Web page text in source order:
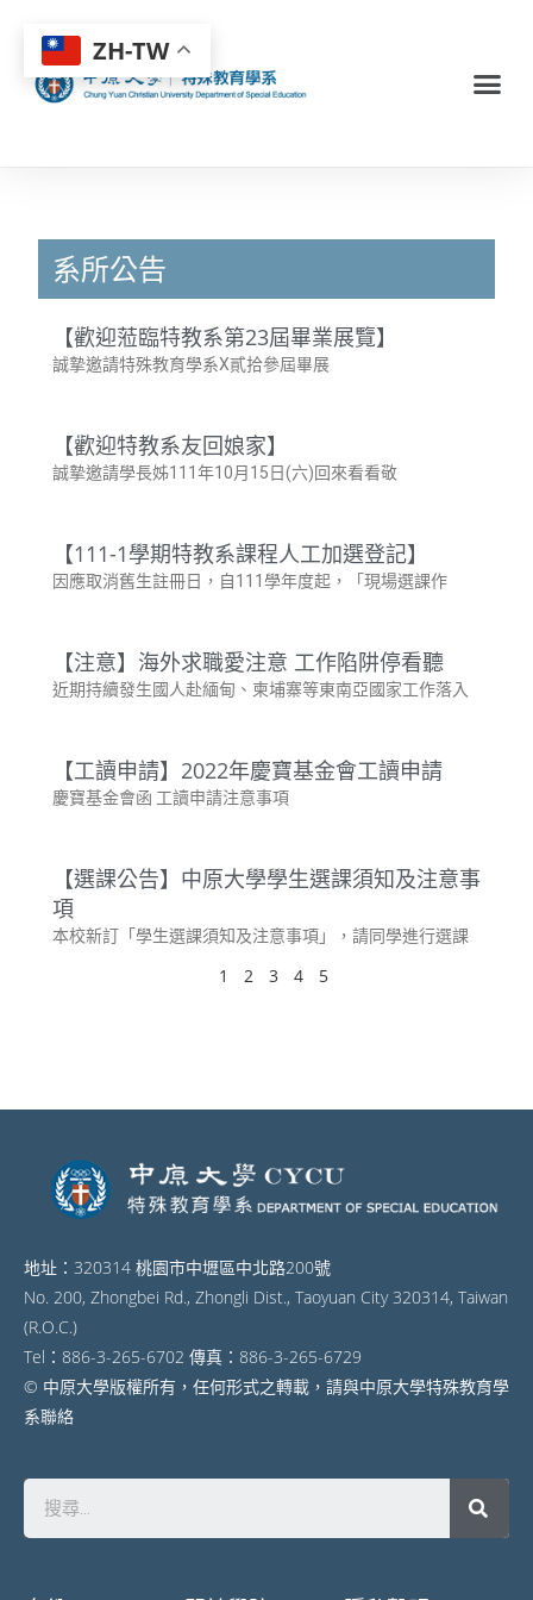
系所公告
【歡迎蒞臨特教系第23屆畢業展覽】
誠摯邀請特殊教育學系X貳拾參屆畢展
【歡迎特教系友回娘家】
誠摯邀請學長姊111年10月15日(六)回來看看敬
【111-1學期特教系課程人工加選登記】
因應取消舊生註冊日，自111學年度起，「現場選課作
【注意】海外求職愛注意 工作陷阱停看聽
近期持續發生國人赴緬甸、柬埔寨等東南亞國家工作落入
【工讀申請】2022年慶寶基金會工讀申請
慶寶基金會函 工讀申請注意事項
【選課公告】中原大學學生選課須知及注意事
項
本校新訂「學生選課須知及注意事項」，請同學進行選課
1 2 3 4 5
地址：320314 桃園市中壢區中北路200號
No. 200, Zhongbei Rd., Zhongli Dist., Taoyuan City 320314, Taiwan
(R.O.C.)
Tel：886-3-265-6702 傳真：886-3-265-6729
© 中原大學版權所有，任何形式之轉載，請與中原大學特殊教育學
系聯絡
ZH-TW